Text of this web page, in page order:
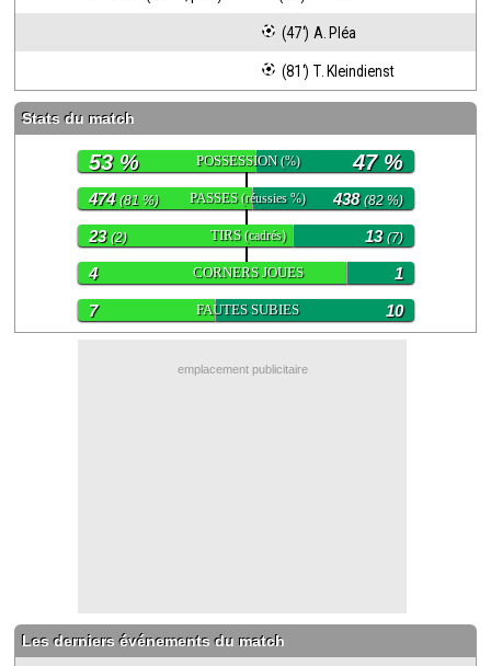
(47') A. Pléa
(81') T. Kleindienst
Stats du match
POSSESSION(%)
53 % 47 %
PASSES(réussies %)
474 (81 %) 438(82 %)
TIRS(cadrés)
23(2) 13(7)
CORNERS JOUES
4 1
FAUTES SUBIES
7 10
emplacement publicitaire
Les derniers événements du match
Tableau transferts L1
Taille de la police
Paramètrages / Options
Contact / Signaler un bug
Recrutement Maxifoot
Mentions légales
site web Maxifoot.fr